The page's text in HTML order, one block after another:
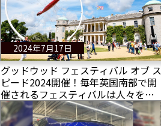
2024年7月17日
グッドウッド フェスティバル オブ ス
ピード2024開催！毎年英国南部で開
催されるフェスティバルは人々を魅
了する！